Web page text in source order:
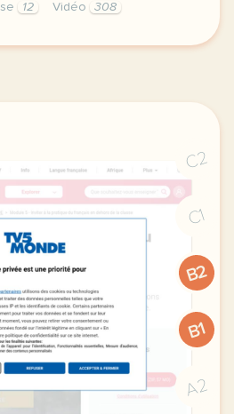
12 Vidéo 308
vie privee est une priorite
C2
C1
B2
B1
A2